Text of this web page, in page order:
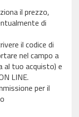
il prezzo,
di
il codice di
nel campo a
al tuo acquisto) e
LINE.
per il